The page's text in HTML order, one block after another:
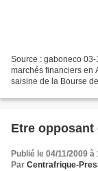
Source : gaboneco
marchés financiers en
saisine de la Bourse
Etre opposant
Publié le 04/11/2009 à
Par Centrafrique-